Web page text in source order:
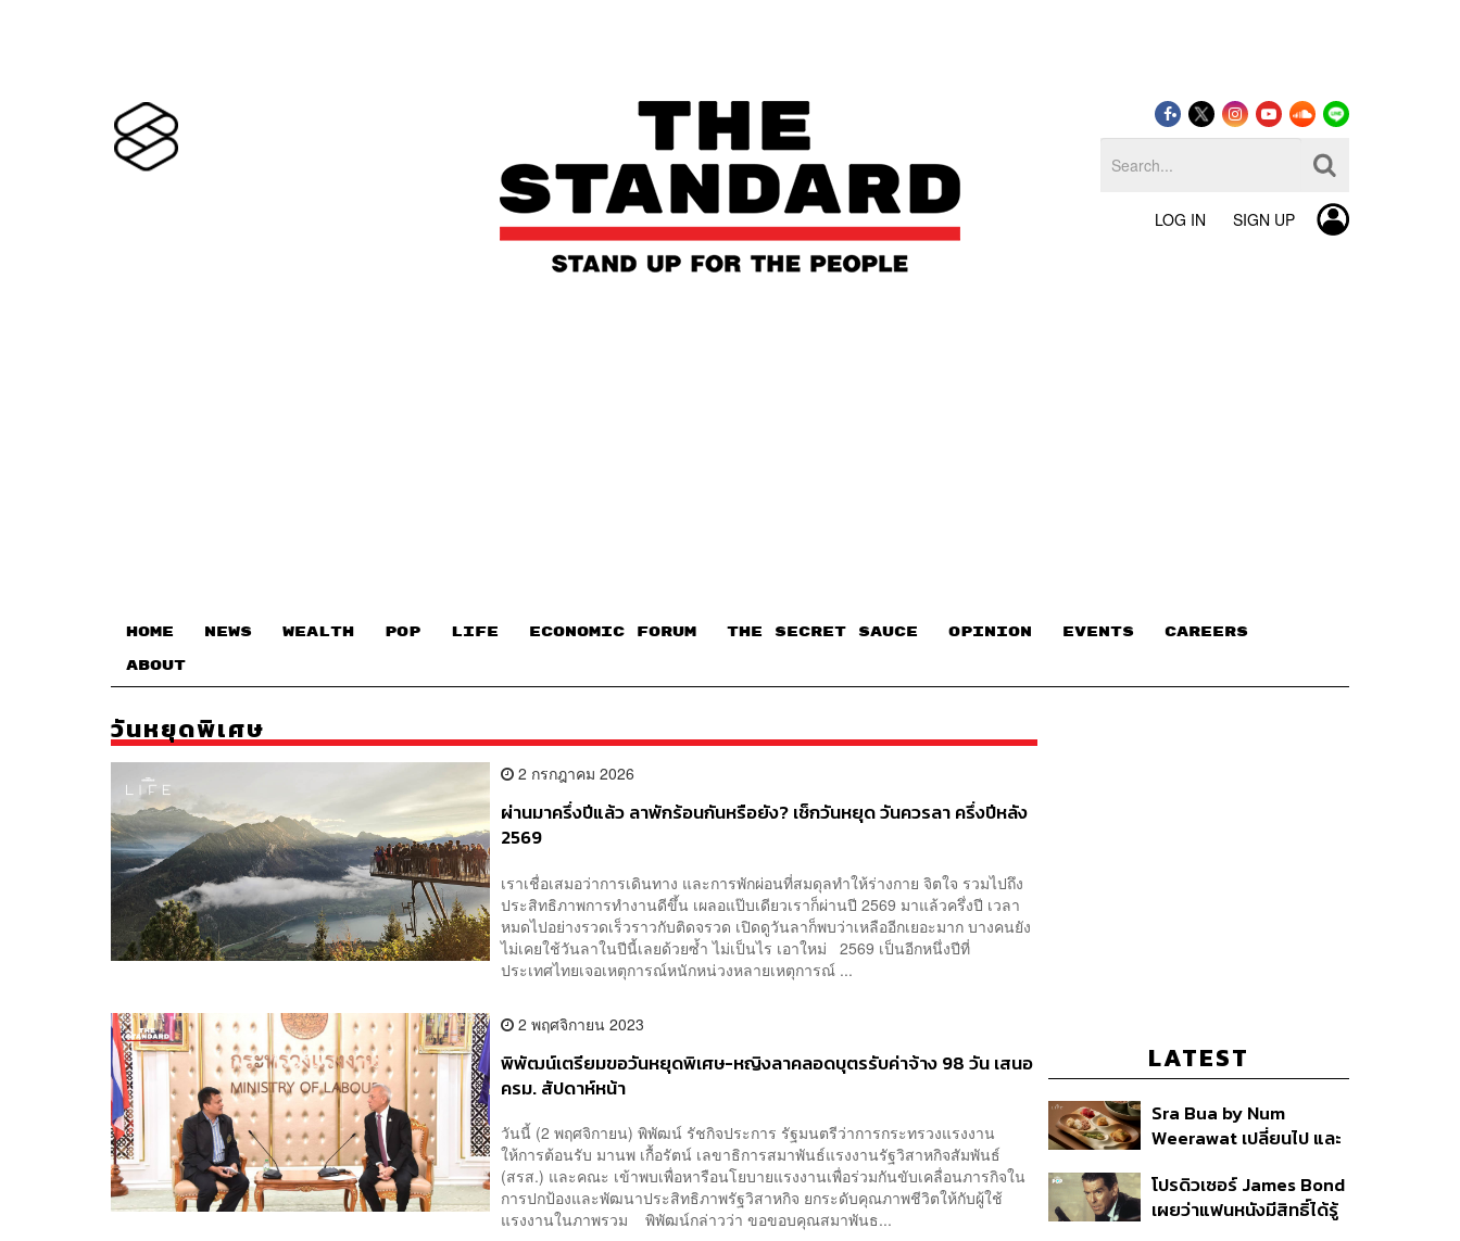
LOG IN SIGN UP
HOME NEWS WEALTH POP LIFE ECONOMIC FORUM THE SECRET SAUCE​ OPINION EVENTS CAREERS
ABOUT
วันหยุดพิเศษ
2 กรกฎาคม 2026
ผ่านมาครึ่งปีแล้ว ลาพักร้อนกันหรือยัง? เช็กวันหยุด วันควรลา ครึ่งปีหลัง
2569
เราเชื่อเสมอว่าการเดินทาง และการพักผ่อนที่สมดุลทำให้ร่างกาย จิตใจ รวมไปถึง
ประสิทธิภาพการทำงานดีขึ้น เผลอแป๊บเดียวเราก็ผ่านปี 2569 มาแล้วครึ่งปี เวลา
หมดไปอย่างรวดเร็วราวกับติดจรวด เปิดดูวันลาก็พบว่าเหลืออีกเยอะมาก บางคนยัง
ไม่เคยใช้วันลาในปีนี้เลยด้วยซ้ำ ไม่เป็นไร เอาใหม่ 2569 เป็นอีกหนึ่งปีที่
ประเทศไทยเจอเหตุการณ์หนักหน่วงหลายเหตุการณ์ ...
2 พฤศจิกายน 2023
พิพัฒน์เตรียมขอวันหยุดพิเศษ-หญิงลาคลอดบุตรรับค่าจ้าง 98 วัน เสนอ
ครม. สัปดาห์หน้า
วันนี้ (2 พฤศจิกายน) พิพัฒน์ รัชกิจประการ รัฐมนตรีว่าการกระทรวงแรงงาน
ให้การต้อนรับ มานพ เกื้อรัตน์ เลขาธิการสมาพันธ์แรงงานรัฐวิสาหกิจสัมพันธ์
(สรส.) และคณะ เข้าพบเพื่อหารือนโยบายแรงงานเพื่อร่วมกันขับเคลื่อนภารกิจใน
การปกป้องและพัฒนาประสิทธิภาพรัฐวิสาหกิจ ยกระดับคุณภาพชีวิตให้กับผู้ใช้
แรงงานในภาพรวม พิพัฒน์กล่าวว่า ขอขอบคุณสมาพันธ...
LATEST
Sra Bua by Num
Weerawat เปลี่ยนไป และ
ไปอีกครั้ง
โปรดิวเซอร์ James Bond
เผยว่าแฟนหนังมีสิทธิ์ได้รู้